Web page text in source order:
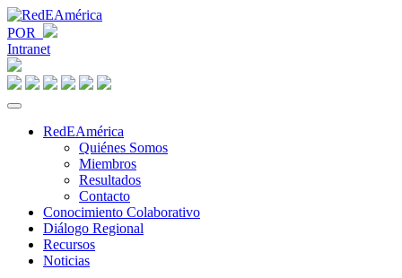
POR
Intranet
RedEAmérica
Quiénes Somos
Miembros
Resultados
Contacto
Conocimiento Colaborativo
Diálogo Regional
Recursos
Noticias